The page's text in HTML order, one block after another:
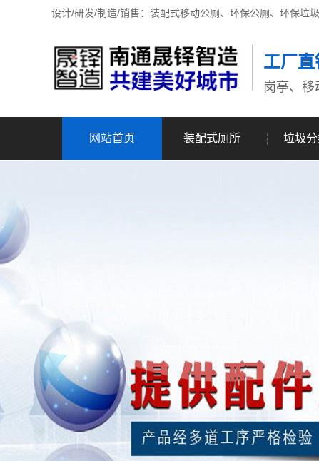
设计/研发/制造/销售：装配式移动公厕、环保公厕、环保垃
工厂
岗亭、
网站首页 装配式厕所 垃圾